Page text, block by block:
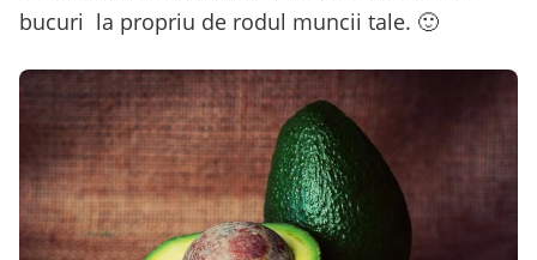
bucuri la propriu de rodul muncii tale. 🙂